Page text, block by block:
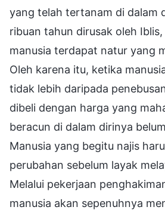
yang telah tertanam di dalam
ribuan tahun dirusak oleh
manusia terdapat natur yang
Oleh karena itu, ketika
tidak lebih daripada
dibeli dengan harga yang
beracun di dalam dirinya
Manusia yang begitu najis
perubahan sebelum layak
Melalui pekerjaan
manusia akan sepenuhnya